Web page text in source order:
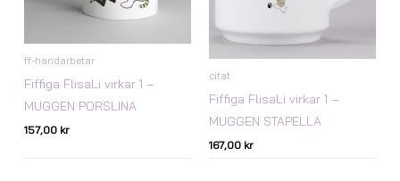
ff-handarbetar
Fiffiga FlisaLi virkar 1 –
MUGGEN PORSLINA
157,00 kr
citat
Fiffiga FlisaLi virkar 1 –
MUGGEN STAPELLA
167,00 kr